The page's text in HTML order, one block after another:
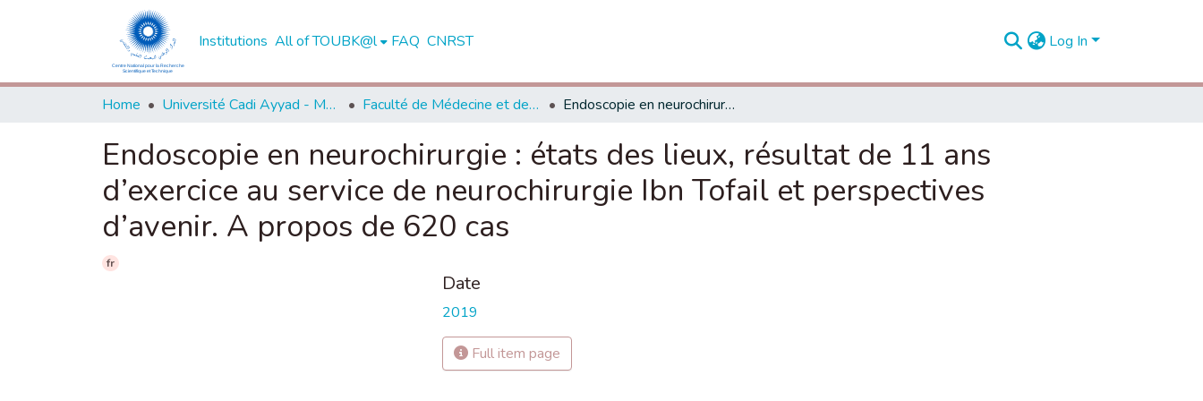
Institutions All of TOUBK@l FAQ CNRST Log In
Home Université Cadi Ayyad - Marrakech Faculté de Médecine et de Pharmacie - Marrakech Endoscopie en neurochirurgie : états des lieux, résultat de 11 ans d’exercice au service de neurochirurgie Ibn Tofail et perspectives d’avenir. A propos de 620 cas
Endoscopie en neurochirurgie : états des lieux, résultat de 11 ans
d’exercice au service de neurochirurgie Ibn Tofail et perspectives
d’avenir. A propos de 620 cas
fr
Date
2019
Full item page